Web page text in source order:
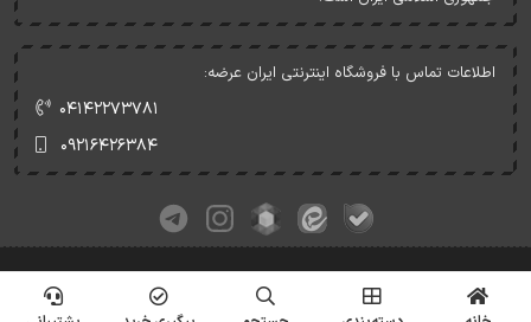
اطلاعات تماس با فروشگاه اینترنتی ایران عرضه:
۰۴۱۴۲۲۷۳۷۸۱
۰۹۲۱۶۴۲۶۳۸۴
کلیه حقوق این وبسایت متعلق به ایران عرضه می‌باشد.
© Copyrights - IranArze.ir - 1405